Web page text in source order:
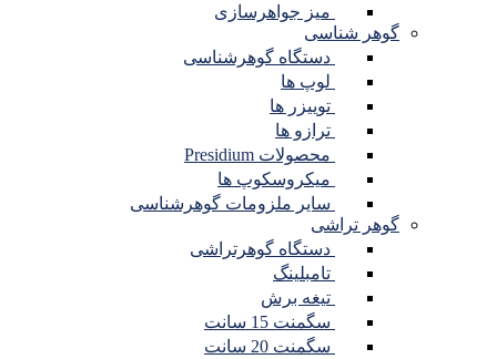
میز جواهرسازی
گوهر شناسی
دستگاه گوهرشناسی
لوپ ها
توییزر ها
ترازو ها
محصولات Presidium
میکروسکوپ ها
سایر ملزومات گوهرشناسی
گوهر تراشی
دستگاه گوهرتراشی
تامبلینگ
تیغه برش
سگمنت 15 سانت
سگمنت 20 سانت